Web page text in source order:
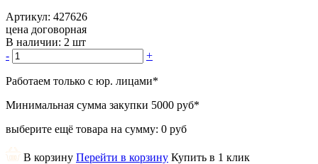
Артикул: 427626
цена договорная
В наличии: 2 шт
-
+
Работаем только с юр. лицами*
Минимальная сумма закупки 5000 руб*
выберите ещё товара на сумму: 0 руб
В корзину Перейти в корзину Купить в 1 клик